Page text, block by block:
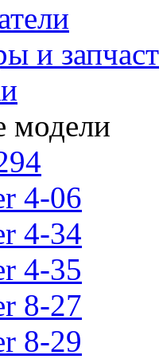
и
модели
4-06
4-34
4-35
8-27
8-29